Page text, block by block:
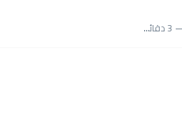
3 دقائق للقراءة